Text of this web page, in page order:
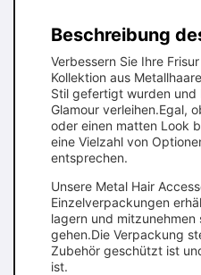
Beschreibung
Verbessern Sie Ihre
Kollektion aus
Stil gefertigt wurden und
Glamour verleihen.Egal,
oder einen matten Look
eine Vielzahl von
entsprechen.
Unsere Metal Hair
Einzelverpackungen
lagern und mitzunehmen
gehen.Die Verpackung
Zubehör geschützt ist
ist.